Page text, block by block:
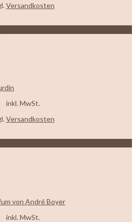
Versandkosten
inkl. MwSt.
Versandkosten
inkl. MwSt.